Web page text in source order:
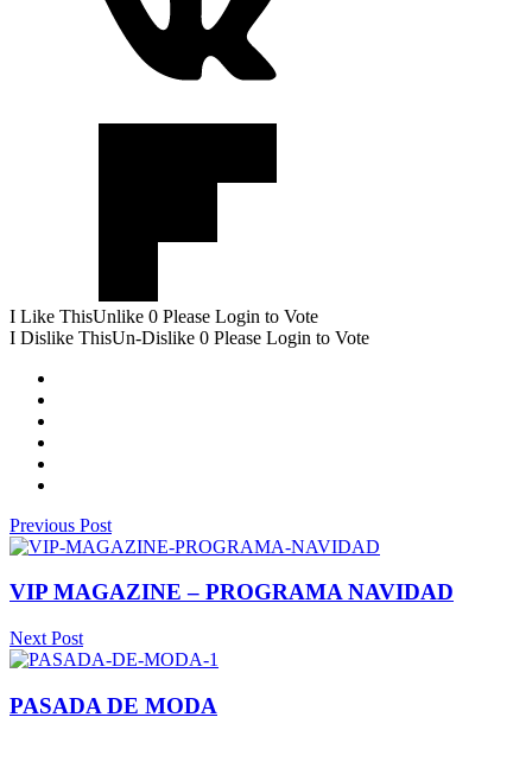
I Like ThisUnlike 0 Please Login to Vote
I Dislike ThisUn-Dislike 0 Please Login to Vote
Previous Post
VIP MAGAZINE – PROGRAMA NAVIDAD
Next Post
PASADA DE MODA